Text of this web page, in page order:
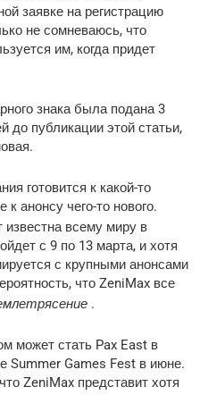
заявке на регистрацию
не сомневаюсь, что
им, когда придет
знака была подана 3
до публикации этой статьи,
готовится к какой-то
анонсу чего-то нового.
известна всему миру в
с 9 по 13 марта, и хотя
с крупными анонсами
что ZeniMax все
.
может стать Pax East в
Summer Games Fest в июне.
ZeniMax представит хотя